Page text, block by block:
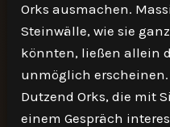
Orks ausmachen.
Steinwälle, wie sie
könnten, ließen allein
unmöglich
Dutzend Orks, die mit
einem Gespräch